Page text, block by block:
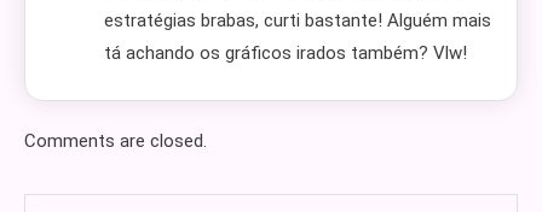
estratégias brabas, curti bastante! Alguém mais
tá achando os gráficos irados também? Vlw!
Comments are closed.